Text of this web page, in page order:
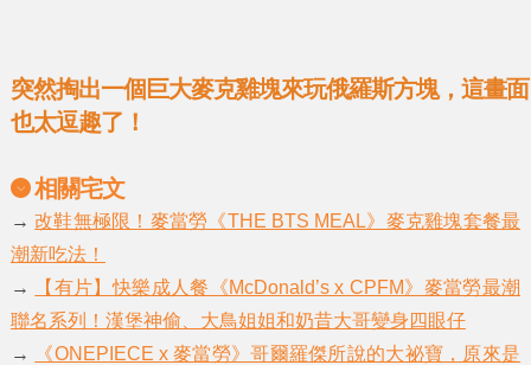
突然掏出一個巨大麥克雞塊來玩俄羅斯方塊，這畫面
也太逗趣了！
相關宅文
→改鞋無極限！麥當勞《THE BTS MEAL》麥克雞塊套餐最
潮新吃法！
→
【有片】快樂成人餐《McDonald’s x CPFM》麥當勞最潮
聯名系列！漢堡神偷、大鳥姐姐和奶昔大哥變身四眼仔
→
《ONEPIECE x 麥當勞》哥爾羅傑所說的大祕寶，原來是